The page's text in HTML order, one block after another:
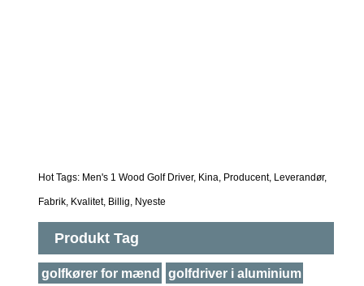
Hot Tags: Men's 1 Wood Golf Driver, Kina, Producent, Leverandør,
Fabrik, Kvalitet, Billig, Nyeste
Produkt Tag
golfkører for mænd golfdriver i aluminium